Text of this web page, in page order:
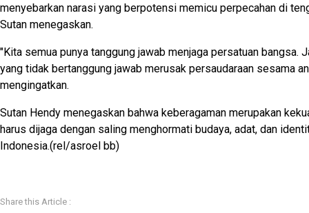
menyebarkan narasi yang berpotensi memicu perpecahan di
Sutan menegaskan.
"Kita semua punya tanggung jawab menjaga persatuan bangsa.
yang tidak bertanggung jawab merusak persaudaraan sesama
mengingatkan.
Sutan Hendy menegaskan bahwa keberagaman merupakan
harus dijaga dengan saling menghormati budaya, adat, dan
Indonesia.(rel/asroel bb)